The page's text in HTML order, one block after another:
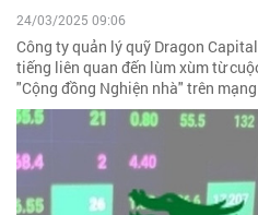
24/03/2025 09:06
Công ty quản lý quỹ Dragon
tiếng liên quan đến lùm xùm từ
"Cộng đồng Nghiện nhà" trên